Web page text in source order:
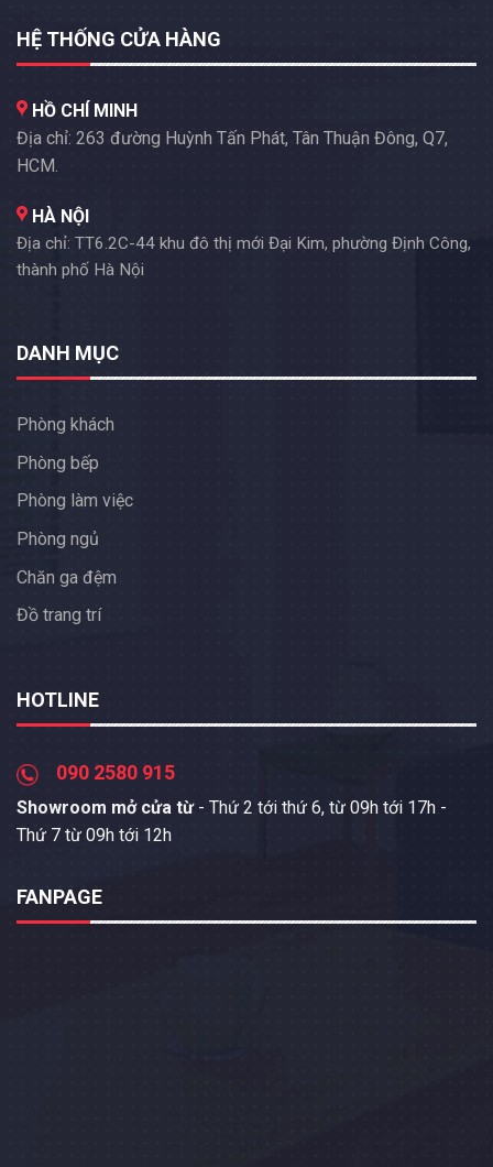
HỆ THỐNG CỬA HÀNG
HỒ CHÍ MINH
Địa chỉ: 263 đường Huỳnh Tấn Phát, Tân Thuận Đông, Q7,
HCM.
HÀ NỘI
Địa chỉ: TT6.2C-44 khu đô thị mới Đại Kim, phường Định Công,
thành phố Hà Nội
DANH MỤC
Phòng khách
Phòng bếp
Phòng làm việc
Phòng ngủ
Chăn ga đệm
Đồ trang trí
HOTLINE
090 2580 915
Showroom mở cửa từ - Thứ 2 tới thứ 6, từ 09h tới 17h -
Thứ 7 từ 09h tới 12h
FANPAGE